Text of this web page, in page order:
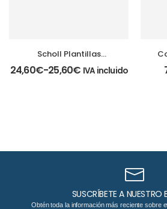
Scholl Plantillas
GelActiv
24,60€-25,60€ IVA incluido
SUSCRÍBETE A NUESTRO
Obtén toda la información más reciente sobre